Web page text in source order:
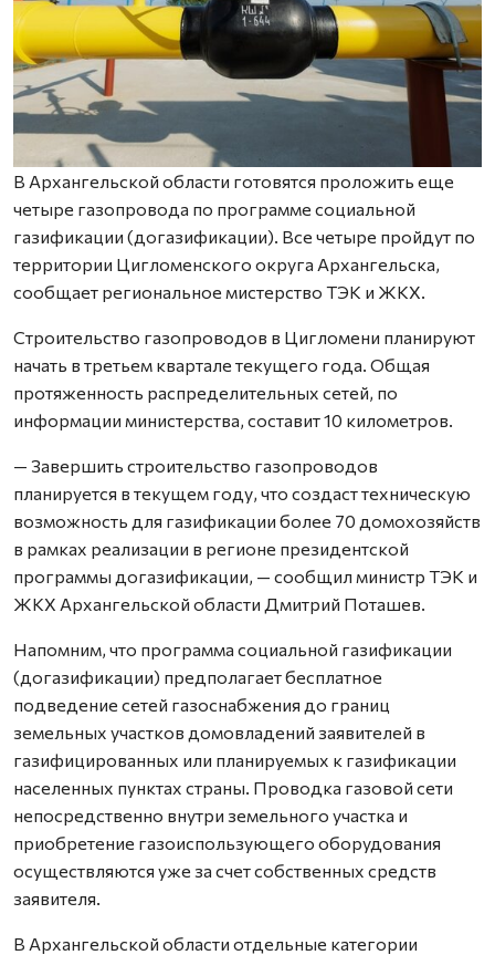
В Архангельской области готовятся проложить еще
четыре газопровода по программе социальной
газификации (догазификации). Все четыре пройдут по
территории Цигломенского округа Архангельска,
сообщает региональное мистерство ТЭК и ЖКХ.
Строительство газопроводов в Цигломени планируют
начать в третьем квартале текущего года. Общая
протяженность распределительных сетей, по
информации министерства, составит 10 километров.
— Завершить строительство газопроводов
планируется в текущем году, что создаст техническую
возможность для газификации более 70 домохозяйств
в рамках реализации в регионе президентской
программы догазификации, — сообщил министр ТЭК и
ЖКХ Архангельской области Дмитрий Поташев.
Напомним, что программа социальной газификации
(догазификации) предполагает бесплатное
подведение сетей газоснабжения до границ
земельных участков домовладений заявителей в
газифицированных или планируемых к газификации
населенных пунктах страны. Проводка газовой сети
непосредственно внутри земельного участка и
приобретение газоиспользующего оборудования
осуществляются уже за счет собственных средств
заявителя.
В Архангельской области отдельные категории